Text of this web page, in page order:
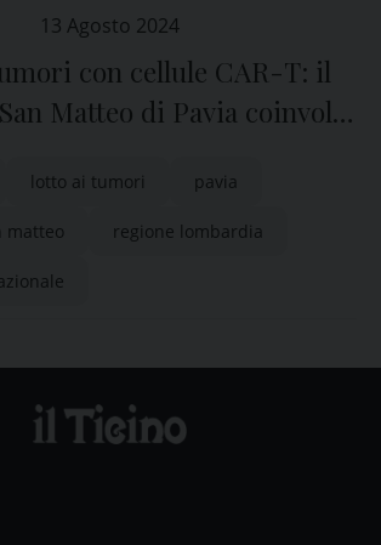
13 Agosto 2024
con cellule CAR-T: il
Matteo di Pavia coinvolto
internazionale
lotto ai tumori pavia
matteo regione lombardia